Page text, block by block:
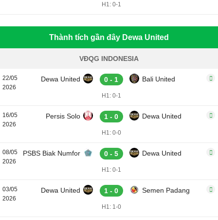
H1: 0-1
Thành tích gần đây Dewa United
VĐQG INDONESIA
22/05
2026
Dewa United 0 - 1 Bali United
H1: 0-1
16/05
2026
Persis Solo 1 - 0 Dewa United
H1: 0-0
08/05
2026
PSBS Biak Numfor 0 - 5 Dewa United
H1: 0-1
03/05
2026
Dewa United 1 - 0 Semen Padang
H1: 1-0